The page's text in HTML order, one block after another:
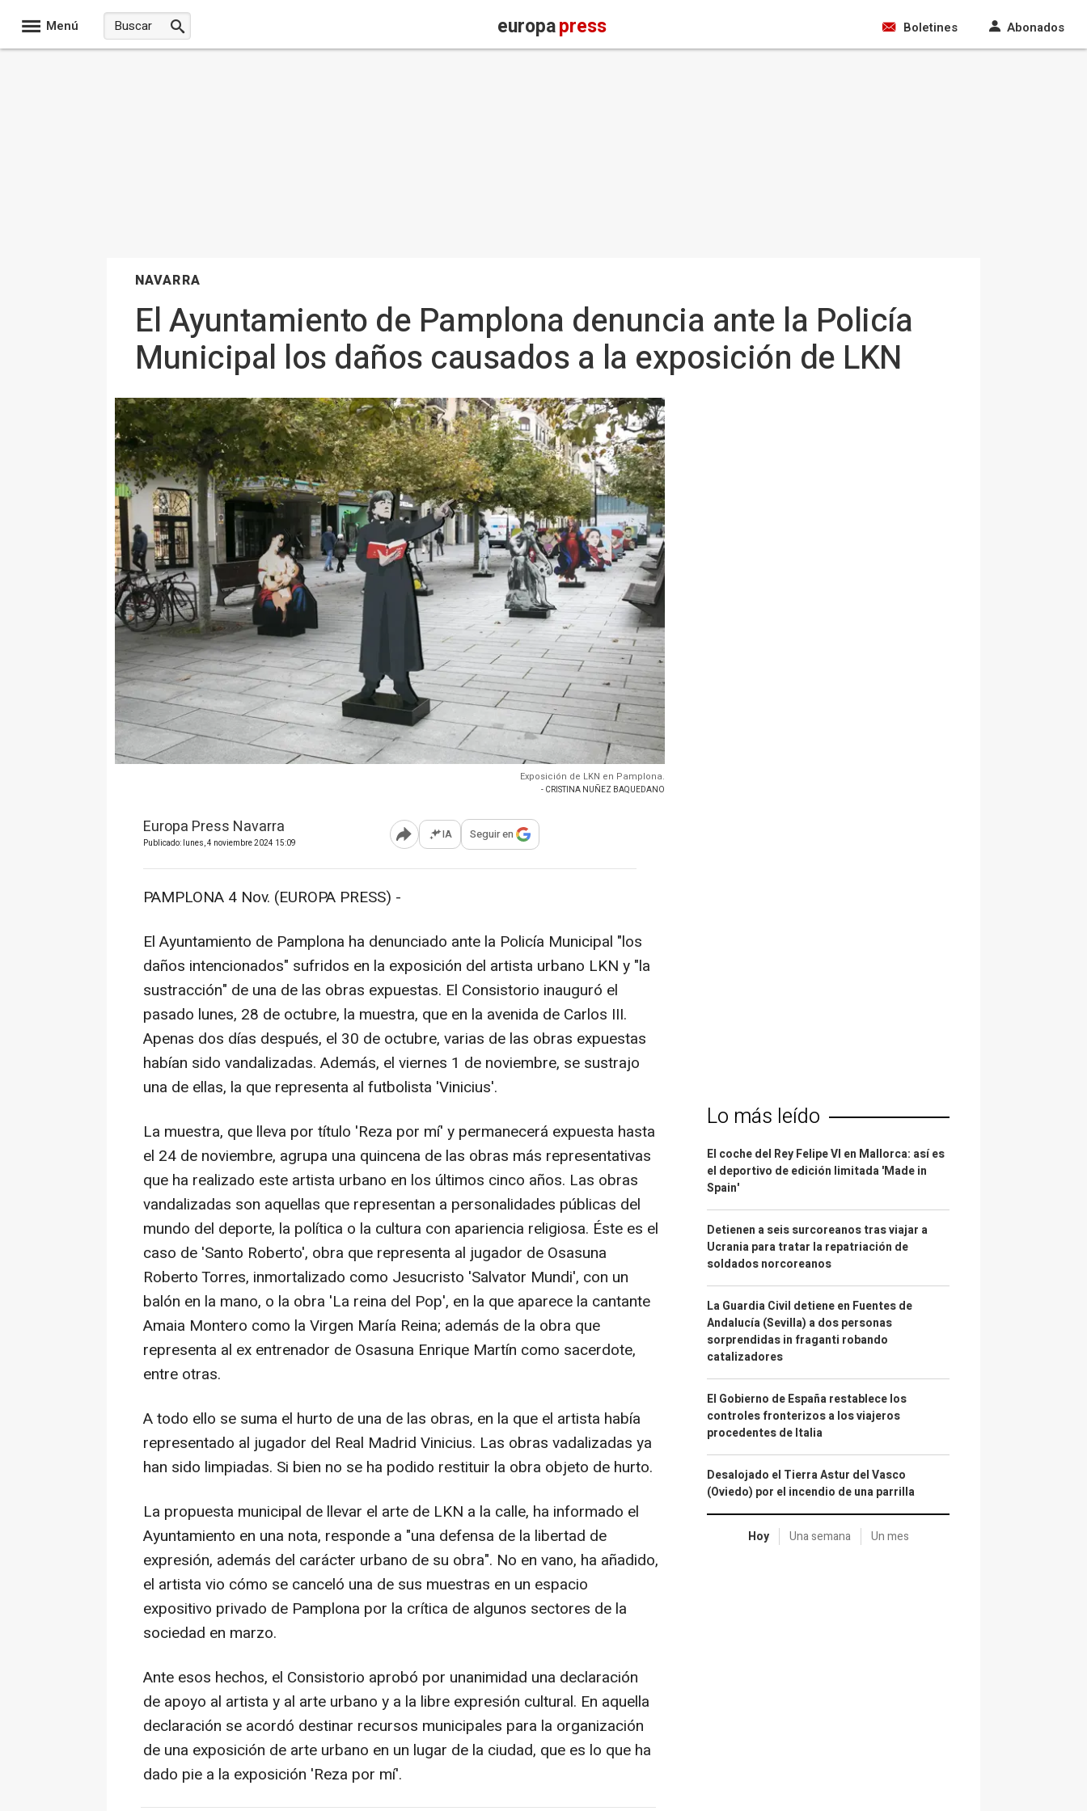
Menú europapress Boletines Abonados
NAVARRA
El Ayuntamiento de Pamplona denuncia ante la Policía
Municipal los daños causados a la exposición de LKN
Exposición de LKN en Pamplona.
- CRISTINA NUÑEZ BAQUEDANO
Europa Press Navarra
Publicado: lunes, 4 noviembre 2024 15:09 Abrir opciones para compartir
IA Seguir en
PAMPLONA 4 Nov. (EUROPA PRESS) -
El Ayuntamiento de Pamplona ha denunciado ante la Policía Municipal "los
daños intencionados" sufridos en la exposición del artista urbano LKN y "la
sustracción" de una de las obras expuestas. El Consistorio inauguró el
pasado lunes, 28 de octubre, la muestra, que en la avenida de Carlos III.
Apenas dos días después, el 30 de octubre, varias de las obras expuestas
habían sido vandalizadas. Además, el viernes 1 de noviembre, se sustrajo
una de ellas, la que representa al futbolista 'Vinicius'.
La muestra, que lleva por título 'Reza por mí' y permanecerá expuesta hasta
el 24 de noviembre, agrupa una quincena de las obras más representativas
que ha realizado este artista urbano en los últimos cinco años. Las obras
vandalizadas son aquellas que representan a personalidades públicas del
mundo del deporte, la política o la cultura con apariencia religiosa. Éste es el
caso de 'Santo Roberto', obra que representa al jugador de Osasuna
Roberto Torres, inmortalizado como Jesucristo 'Salvator Mundi', con un
balón en la mano, o la obra 'La reina del Pop', en la que aparece la cantante
Amaia Montero como la Virgen María Reina; además de la obra que
representa al ex entrenador de Osasuna Enrique Martín como sacerdote,
entre otras.
A todo ello se suma el hurto de una de las obras, en la que el artista había
representado al jugador del Real Madrid Vinicius. Las obras vadalizadas ya
han sido limpiadas. Si bien no se ha podido restituir la obra objeto de hurto.
La propuesta municipal de llevar el arte de LKN a la calle, ha informado el
Ayuntamiento en una nota, responde a "una defensa de la libertad de
expresión, además del carácter urbano de su obra". No en vano, ha añadido,
el artista vio cómo se canceló una de sus muestras en un espacio
expositivo privado de Pamplona por la crítica de algunos sectores de la
sociedad en marzo.
Ante esos hechos, el Consistorio aprobó por unanimidad una declaración
de apoyo al artista y al arte urbano y a la libre expresión cultural. En aquella
declaración se acordó destinar recursos municipales para la organización
de una exposición de arte urbano en un lugar de la ciudad, que es lo que ha
dado pie a la exposición 'Reza por mí'.
Lo más leído
El coche del Rey Felipe VI en Mallorca: así es
el deportivo de edición limitada 'Made in
Spain'
Detienen a seis surcoreanos tras viajar a
Ucrania para tratar la repatriación de
soldados norcoreanos
La Guardia Civil detiene en Fuentes de
Andalucía (Sevilla) a dos personas
sorprendidas in fraganti robando
catalizadores
El Gobierno de España restablece los
controles fronterizos a los viajeros
procedentes de Italia
Desalojado el Tierra Astur del Vasco
(Oviedo) por el incendio de una parrilla
Hoy Una semana Un mes